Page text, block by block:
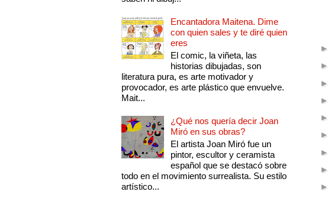
Encantadora Maitena. Dime
con quien sales y te diré quien
eres
El comic, la viñeta, las
historias dibujadas, son
literatura pura, es arte motivador y
provocador, es arte plástico que envuelve.
Mait...
¿Qué nos quería decir Joan
Miró en sus obras?
El artista Joan Miró fue un
pintor, escultor y ceramista
español que se destacó sobre
todo en el movimiento surrealista. Su estilo
artístico...
►
►
►
►
►
►
►
►
►